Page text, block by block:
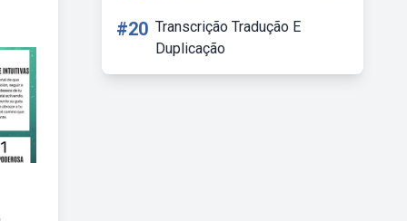
#20 Transcrição Tradução E
Duplicação